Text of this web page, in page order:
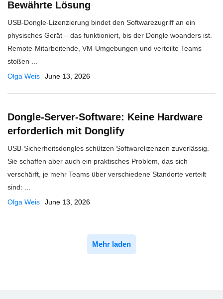
Bewährte Lösung
USB-Dongle-Lizenzierung bindet den Softwarezugriff an ein
physisches Gerät – das funktioniert, bis der Dongle woanders ist.
Remote-Mitarbeitende, VM-Umgebungen und verteilte Teams
stoßen ...
Olga Weis
June 13, 2026
Dongle-Server-Software: Keine Hardware
erforderlich mit Donglify
USB-Sicherheitsdongles schützen Softwarelizenzen zuverlässig.
Sie schaffen aber auch ein praktisches Problem, das sich
verschärft, je mehr Teams über verschiedene Standorte verteilt
sind: ...
Olga Weis
June 13, 2026
Mehr laden